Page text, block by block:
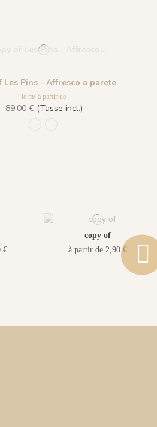
Les Pins - Affresco a parete
le m² à partir de
89,00 €(Tasse incl.)
€
copy of
à partir de 2,90 €